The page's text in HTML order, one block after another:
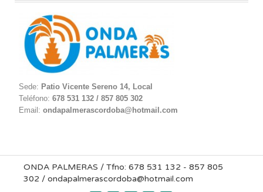
Sede: Patio Vicente Sereno 14, Local
Teléfono: 678 531 132 / 857 805 302
Email: ondapalmerascordoba@hotmail.com
ONDA PALMERAS / Tfno: 678 531 132 - 857 805
302 / ondapalmerascordoba@hotmail.com